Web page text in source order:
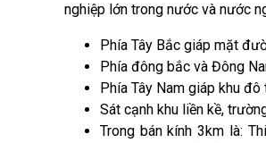
nghiệp lớn trong nước và nước
Phía Tây Bắc giáp mặt
Phía đông bắc và Đông
Phía Tây Nam giáp khu đô
Sát cạnh khu liền kề,
Trong bán kính 3km là: